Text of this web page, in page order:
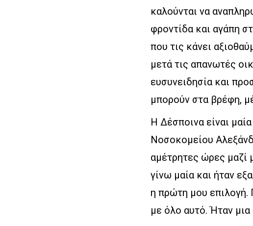
καλούνται να
φροντίδα και αγάπη
που τις κάνει
μετά τις απανωτές
ευσυνειδησία και
μπορούν στα βρέφη,
Η Δέσποινα είναι
Νοσοκομείου
αμέτρητες ώρες μαζί
γίνω μαία και ήταν
η πρώτη μου επιλογή.
με όλο αυτό. Ήταν